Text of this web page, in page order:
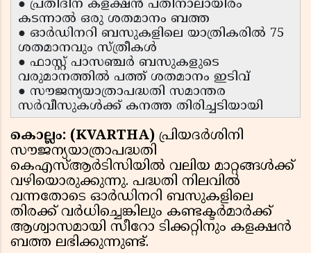
● പ്രതിദിന കളക്ഷൻ പതിനാലായിരം
കടന്നാൽ ഒരു ശതമാനം ബത്ത
● ഓർഡിനറി ബസുകളിലെ യാത്രികരിൽ 75
ശതമാനവും സ്ത്രീകൾ
● ഫാസ്റ്റ് പാസഞ്ചർ ബസുകളുടെ
വരുമാനത്തിൽ പത്ത് ശതമാനം ഇടിവ്
● സൗജന്യയാത്രാപദ്ധതി സമാന്തര
സർവീസുകൾക്ക് കനത്ത തിരിച്ചടിയായി
കൊല്ലം: (KVARTHA) പ്രിയദർശിനി
സൗജന്യയാത്രാപദ്ധതി
കെഎസ്ആർടിസിയിൽ വലിയ മാറ്റങ്ങൾക്ക്
വഴിയൊരുക്കുന്നു. പദ്ധതി നിലവിൽ
വന്നതോടെ ഓർഡിനറി ബസുകളിലെ
തിരക്ക് വർധിച്ചെങ്കിലും കണ്ടക്ടർമാർക്ക്
ആശ്വാസമായി സീറോ ടിക്കറ്റിനും കളക്ഷൻ
ബത്ത ലഭിക്കുന്നുണ്ട്.